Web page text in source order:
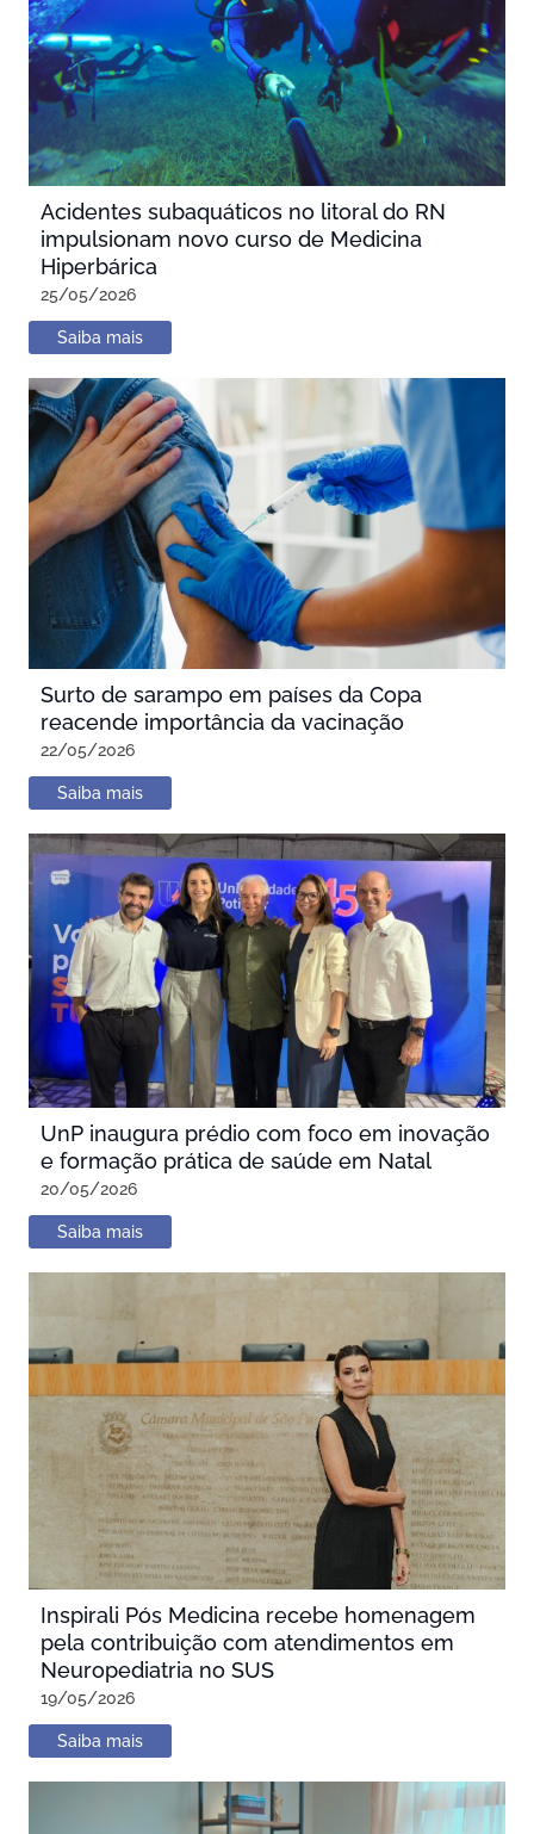
Acidentes subaquáticos no litoral do RN
impulsionam novo curso de Medicina
Hiperbárica
25/05/2026
Saiba mais
Surto de sarampo em países da Copa
reacende importância da vacinação
22/05/2026
Saiba mais
UnP inaugura prédio com foco em inovação
e formação prática de saúde em Natal
20/05/2026
Saiba mais
Inspirali Pós Medicina recebe homenagem
pela contribuição com atendimentos em
Neuropediatria no SUS
19/05/2026
Saiba mais